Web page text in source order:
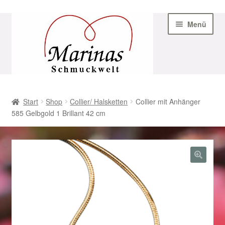
Navigation
Menü
AGB
Beispiel-Seite
Datenschutz
Geschenke zu Ostern 2023
Geschenke zu Ostern 2024
Start Shop Collier/ Halsketten
Collier mit Anhänger
585 Gelbgold 1 Brillant 42 cm